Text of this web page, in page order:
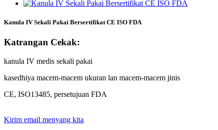
Kanula IV Sekali Pakai Bersertifikat CE ISO FDA
Katrangan Cekak:
kanula IV medis sekali pakai
kasedhiya macem-macem ukuran lan macem-macem jinis
CE, ISO13485, persetujuan FDA
Kirim email menyang kita